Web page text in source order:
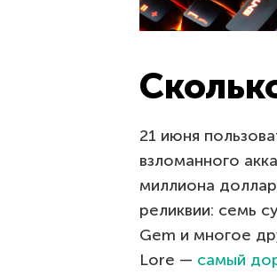
21 июня
взломанного
миллиона
реликвии: семь
Gem и многое
Lore — самый